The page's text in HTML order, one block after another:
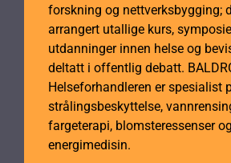
forskning og nettverksbygging;
arrangert utallige kurs,
utdanninger innen helse og
deltatt i offentlig debatt.
Helseforhandleren er spesialist
strålingsbeskyttelse,
fargeterapi, blomsteressenser og
energimedisin.